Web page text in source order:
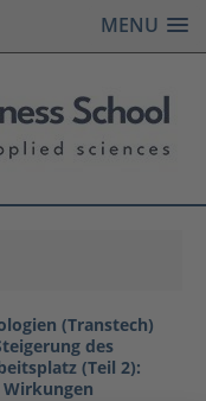
MENU
(Transtech)
des
(Teil 2):